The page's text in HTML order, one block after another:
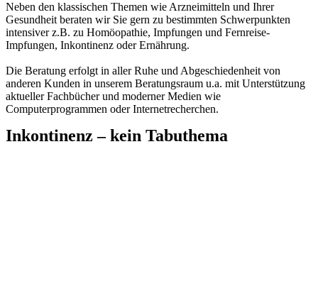
Neben den klassischen Themen wie Arzneimitteln und Ihrer
Gesundheit beraten wir Sie gern zu bestimmten Schwerpunkten
intensiver z.B. zu Homöopathie, Impfungen und Fernreise-
Impfungen, Inkontinenz oder Ernährung.
Die Beratung erfolgt in aller Ruhe und Abgeschiedenheit von
anderen Kunden in unserem Beratungsraum u.a. mit Unterstützung
aktueller Fachbücher und moderner Medien wie
Computerprogrammen oder Internetrecherchen.
Inkontinenz – kein Tabuthema